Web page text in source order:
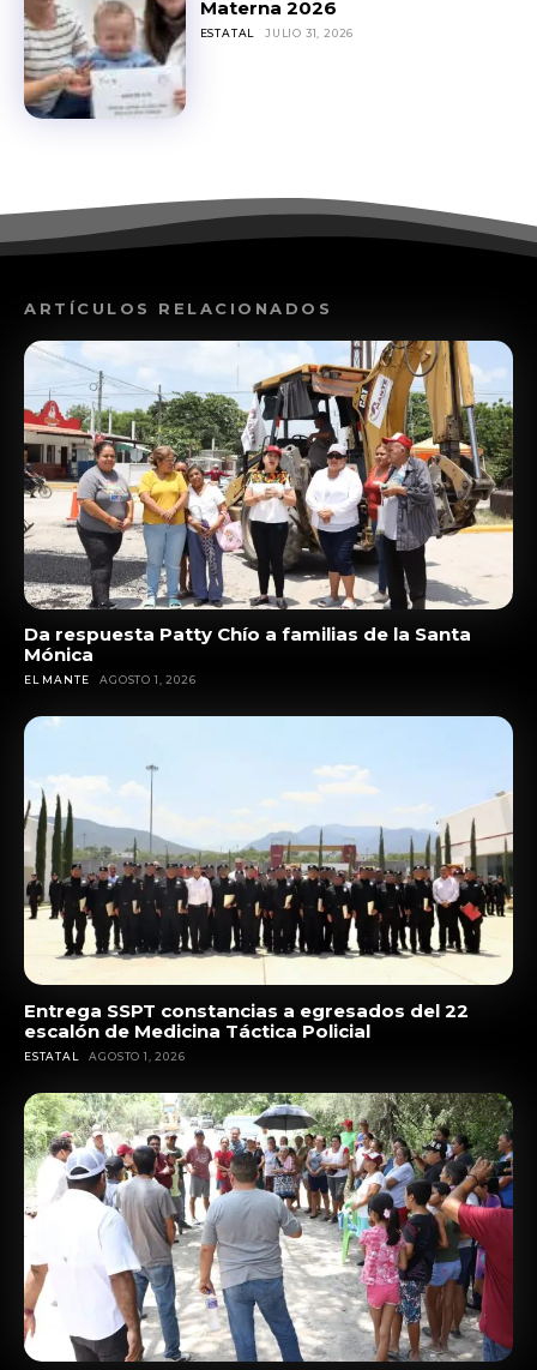
Materna 2026
ESTATAL JULIO 31, 2026
ARTÍCULOS RELACIONADOS
Da respuesta Patty Chío a familias de la Santa
Mónica
EL MANTE AGOSTO 1, 2026
Entrega SSPT constancias a egresados del 22
escalón de Medicina Táctica Policial
ESTATAL AGOSTO 1, 2026